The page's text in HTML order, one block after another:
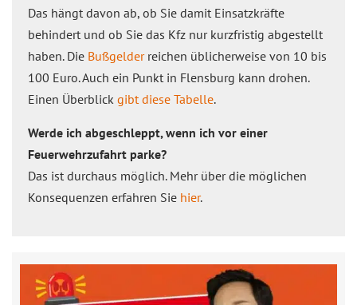
Das hängt davon ab, ob Sie damit Einsatzkräfte
behindert und ob Sie das Kfz nur kurzfristig abgestellt
haben. Die Bußgelderreichen üblicherweise von 10 bis
100 Euro. Auch ein Punkt in Flensburg kann drohen.
Einen Überblick gibt diese Tabelle.
Werde ich abgeschleppt, wenn ich vor einer
Feuerwehrzufahrt parke?
Das ist durchaus möglich. Mehr über die möglichen
Konsequenzen erfahren Sie hier.